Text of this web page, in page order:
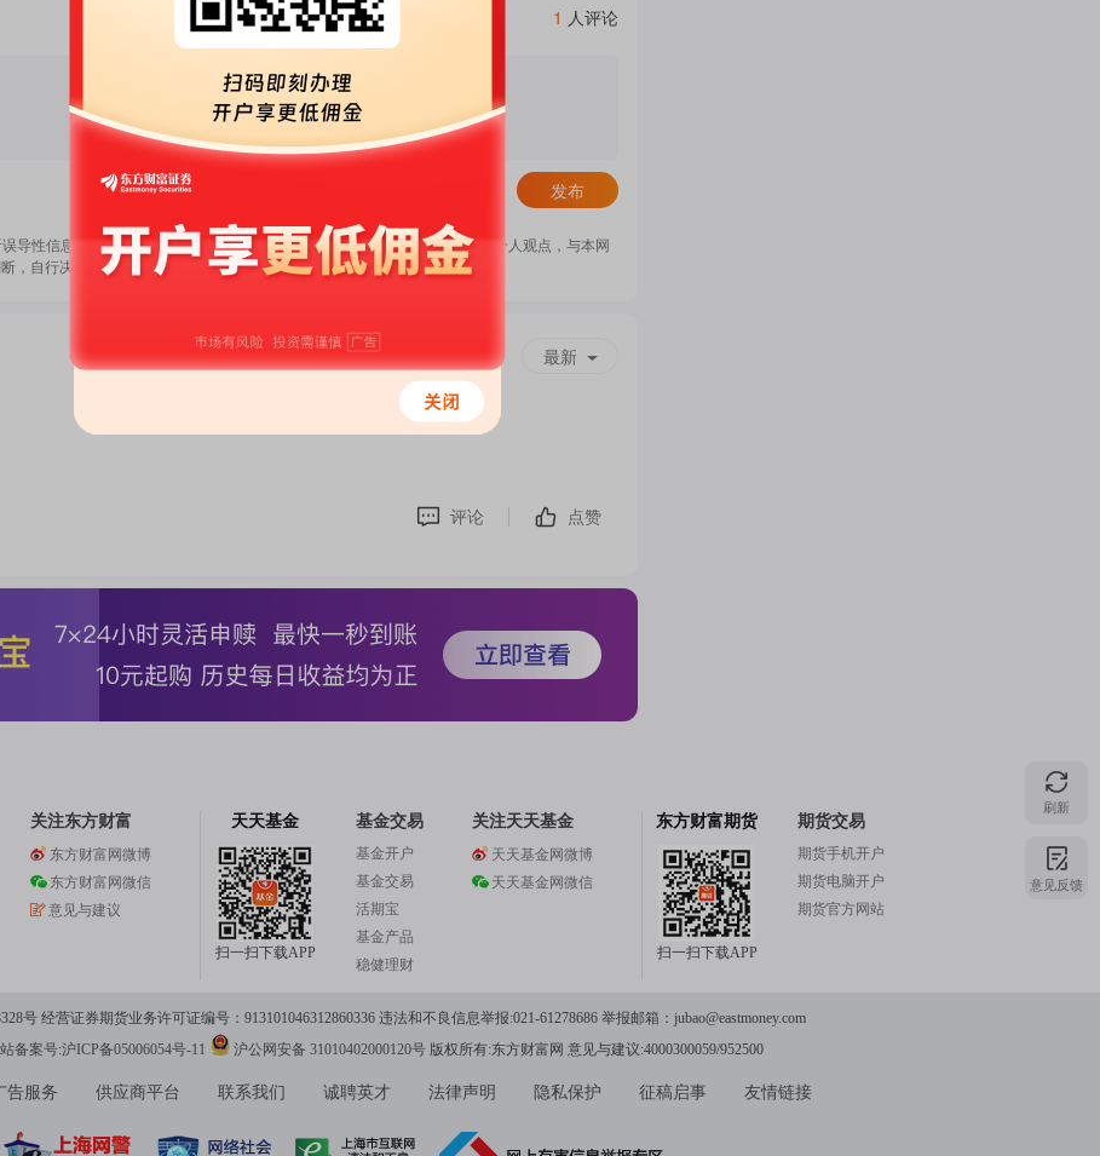
热
概
关
1 人评论
发布
导性信息，扰乱证券市场；2.用户在本社区发表的所有资料、言论等仅代表个人观点，与本网
，自行决定证券投资并承担相应风险。《东方财富社区管理规定》
最新
评论
点赞
刷新
意见反馈
关注东方财富
东方财富网微博
东方财富网微信
意见与建议
天天基金
扫一扫下载APP
基金交易
基金开户
基金交易
活期宝
基金产品
稳健理财
关注天天基金
天天基金网微博
天天基金网微信
东方财富期货
扫一扫下载APP
期货交易
期货手机开户
期货电脑开户
期货官方网站
号 经营证券期货业务许可证编号：913101046312860336 违法和不良信息举报:021-61278686 举报邮箱： jubao@eastmoney.com
备案号:沪ICP备05006054号-11 沪公网安备 31010402000120号版权所有:东方财富网 意见与建议:4000300059/952500
告服务 供应商平台 联系我们 诚聘英才 法律声明 隐私保护 征稿启事 友情链接